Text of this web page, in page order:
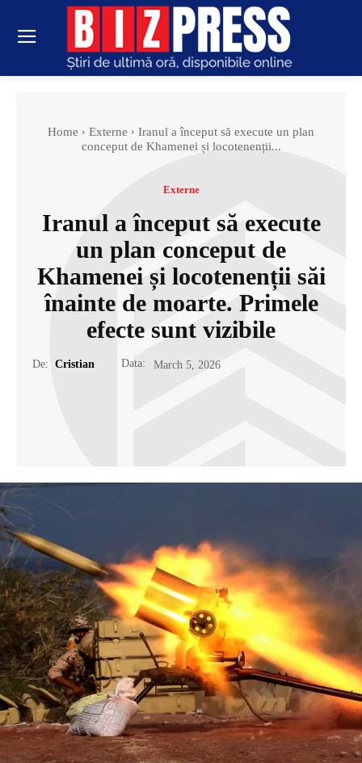
Home Externe
Iranul a început să execute un plan
conceput de Khamenei și locotenenții...
Externe
Iranul a început să execute
un plan conceput de
Khamenei și locotenenții săi
înainte de moarte. Primele
efecte sunt vizibile
De: Cristian Data: March 5, 2026